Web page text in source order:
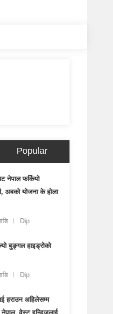
Popular
नेपाल फर्कियो
अबको योजना के होला
Dip
बुङ्गल हाइड्रोको
Dip
हराउन अहिलेसम्म